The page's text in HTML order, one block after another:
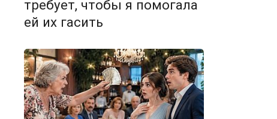
требует, чтобы я помогала
ей их гасить